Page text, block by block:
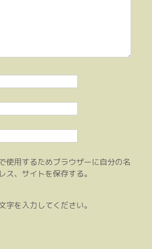
使用するためブラウザーに自分の名
ス、サイトを保存する。
字を入力してください。